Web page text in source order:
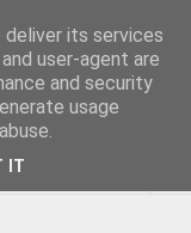
its services
user-agent are
and security
usage
IT